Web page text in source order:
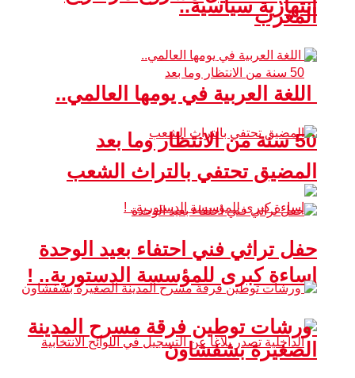
انتهازية سياسية..
50 سنة من الانتظار وما بعد
إساءة كبرى للمؤسسة الدستورية.. !
المغرب
اللغة العربية في يومها العالمي..
المضيق تحتفي بالتراث الشعب
حفل تراثي فني احتفاء بعيد الوحدة
ورشات توطين فرقة مسرح المدينة
الصغيرة بشفشاون